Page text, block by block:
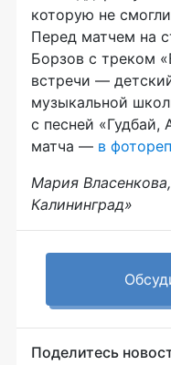
которую не
Перед матчем на
Борзов с треком
встречи —
музыкальной
с песней
матча — в
Мария
Калининград»
Поделитесь